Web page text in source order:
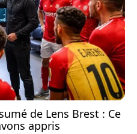
de Lens Brest : Ce
appris